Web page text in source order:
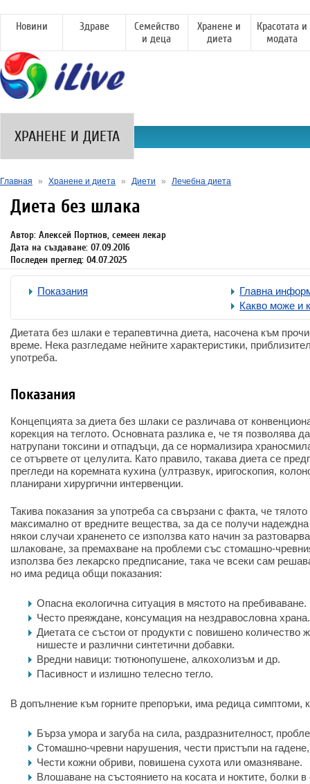
Новини Здраве
Семейство
и деца
Хранене и
диета
Красотата и
модата
ХРАНЕНЕ И ДИЕТА
Главная » Хранене и диета » Диети » Лечебна диета
Диета без шлака
Автор: Алексей Портнов, семеен лекар
Дата на създаване: 07.09.2016
Последен преглед: 04.07.2025
Показания
Главна
Какво може и
Диетата без шлаки е терапевтична диета, насочена към
време. Нека разгледаме нейните характеристики,
употреба.
Показания
Концепцията за диета без шлаки се различава от
корекция на теглото. Основната разлика е, че тя позволява
натрупани токсини и отпадъци, да се нормализира
се отървете от целулита. Като правило, такава диета се
прегледи на коремната кухина (ултразвук, иригоскопия,
планирани хирургични интервенции.
Такива показания за употреба са свързани с факта, че
максимално от вредните вещества, за да се получи надеждна
някои случаи храненето се използва като начин за
шлаковане, за премахване на проблеми със стомашно-
използва без лекарско предписание, така че всеки сам
но има редица общи показания:
Опасна екологична ситуация в мястото на пребиваване.
Често преяждане, консумация на нездравословна храна.
Диетата се състои от продукти с повишено количество
нишесте и различни синтетични добавки.
Вредни навици: тютюнопушене, алкохолизъм и др.
Пасивност и излишно телесно тегло.
В допълнение към горните препоръки, има редица симптоми,
Бърза умора и загуба на сила, раздразнителност,
Стомашно-чревни нарушения, чести пристъпи на гадене,
Чести кожни обриви, повишена сухота или омазняване.
Влошаване на състоянието на косата и ноктите, болки в